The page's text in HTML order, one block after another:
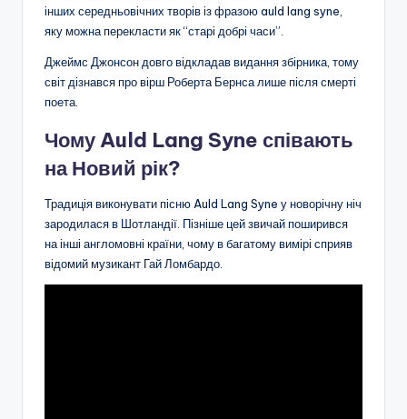
інших середньовічних творів із фразою auld lang syne,
яку можна перекласти як “старі добрі часи”.
Джеймс Джонсон довго відкладав видання збірника, тому
світ дізнався про вірш Роберта Бернса лише після смерті
поета.
Чому Auld Lang Syne співають
на Новий рік?
Традиція виконувати пісню Auld Lang Syne у новорічну ніч
зародилася в Шотландії. Пізніше цей звичай поширився
на інші англомовні країни, чому в багатому вимірі сприяв
відомий музикант Гай Ломбардо.